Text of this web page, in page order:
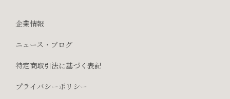
企業情報
ニュース・ブログ
特定商取引法に基づく表記
プライバシーポリシー